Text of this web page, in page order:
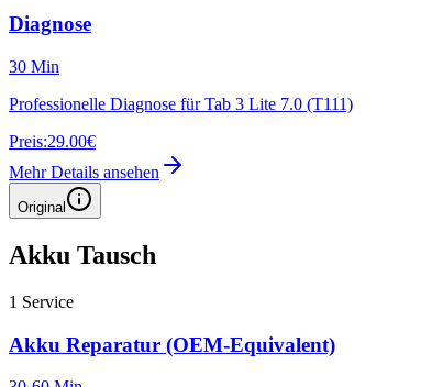
Diagnose
30 Min
Professionelle Diagnose für Tab 3 Lite 7.0 (T111)
Preis:29.00€
Mehr Details ansehen
Original
Akku Tausch
1 Service
Akku Reparatur (OEM-Equivalent)